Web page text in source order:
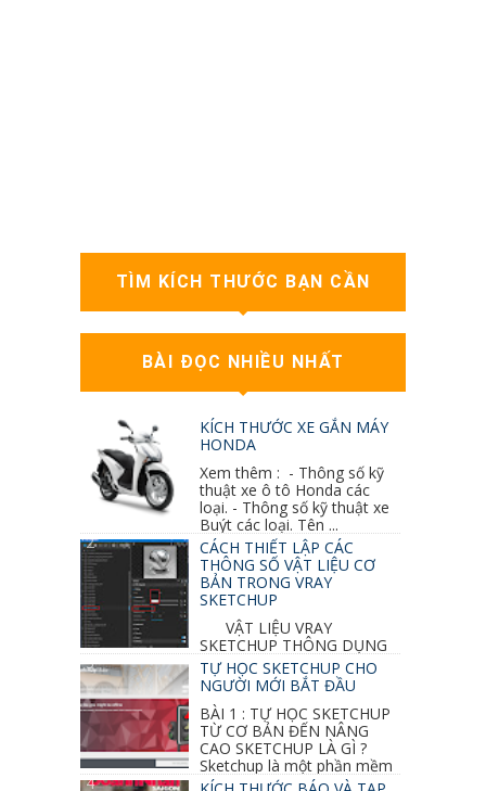
TÌM KÍCH THƯỚC BẠN CẦN
BÀI ĐỌC NHIỀU NHẤT
KÍCH THƯỚC XE GẮN MÁY
HONDA
Xem thêm : - Thông số kỹ
thuật xe ô tô Honda các
loại. - Thông số kỹ thuật xe
Buýt các loại. Tên ...
CÁCH THIẾT LẬP CÁC
THÔNG SỐ VẬT LIỆU CƠ
BẢN TRONG VRAY
SKETCHUP
VẬT LIỆU VRAY
SKETCHUP THÔNG DỤNG
NHẤT 1. VẬT LIỆU VRAY INOX BÓNG: ●
Diffuse : đen ● Reflection color ...
TỰ HỌC SKETCHUP CHO
NGƯỜI MỚI BẮT ĐẦU
BÀI 1 : TỰ HỌC SKETCHUP
TỪ CƠ BẢN ĐẾN NÂNG
CAO SKETCHUP LÀ GÌ ?
Sketchup là một phần mềm
vẽ 3d của Google, nó khá dễ sữ...